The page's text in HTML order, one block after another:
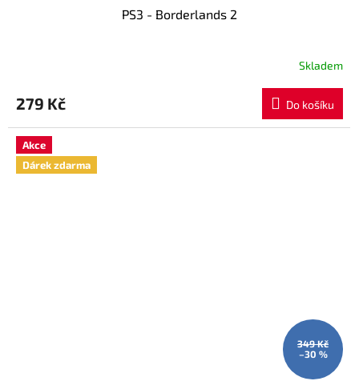
PS3 - Borderlands 2
Skladem
279 Kč Do košíku
Akce
Dárek zdarma
349 Kč
–30 %